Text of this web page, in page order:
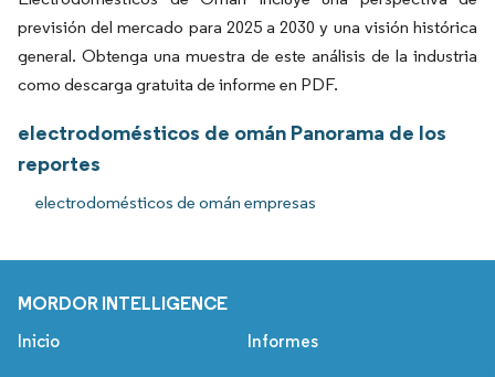
previsión del mercado para 2025 a 2030 y una visión histórica
general. Obtenga una muestra de este análisis de la industria
como descarga gratuita de informe en PDF.
electrodomésticos de omán Panorama de los
reportes
electrodomésticos de omán empresas
MORDOR INTELLIGENCE
Inicio Informes